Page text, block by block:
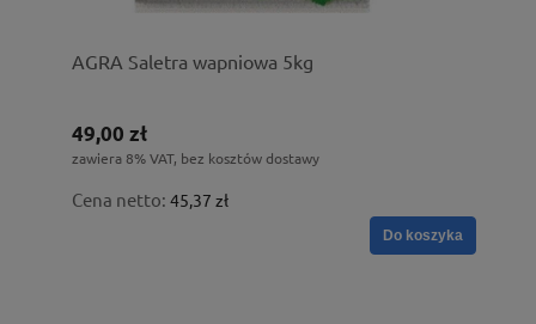
AGRA Saletra wapniowa 5kg
49,00 zł
zawiera 8% VAT, bez kosztów dostawy
Cena netto: 45,37 zł
Do koszyka